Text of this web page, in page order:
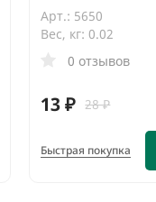
Арт.: 5650
Вес, кг: 0.02
0 отзывов
13 ₽ 28 ₽
Быстрая покупка